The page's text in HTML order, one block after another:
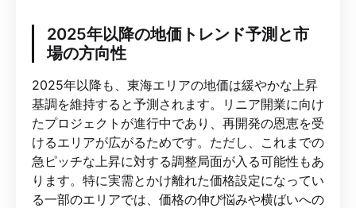
2025年以降の地価トレンド予測と市
場の方向性
2025年以降も、東海エリアの地価は緩やかな上昇
基調を維持すると予測されます。リニア開業に向け
たプロジェクトが進行中であり、再開発の恩恵を受
けるエリアが広がるためです。ただし、これまでの
急ピッチな上昇に対する調整局面が入る可能性もあ
ります。特に実需とかけ離れた価格設定になってい
る一部のエリアでは、価格の伸び悩みや横ばいへの